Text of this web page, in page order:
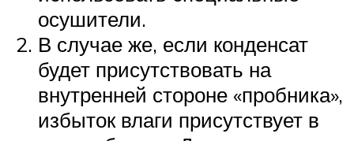
осушители.
В случае же, если конденсат
будет присутствовать на
внутренней стороне «пробника»,
избыток влаги присутствует в